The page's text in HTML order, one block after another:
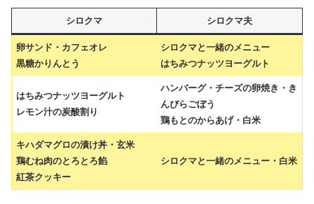
シロクマ シロクマ夫
卵サンド・カフェオレ
黒糖かりんとう
シロクマと一緒のメニュー
はちみつナッツヨーグルト
はちみつナッツヨーグルト
レモン汁の炭酸割り
ハンバーグ・チーズの卵焼き・き
んぴらごぼう
鶏もとのからあげ・白米
キハダマグロの漬け丼・玄米
鶏むね肉のとろとろ餡
紅茶クッキー
シロクマと一緒のメニュー・白米